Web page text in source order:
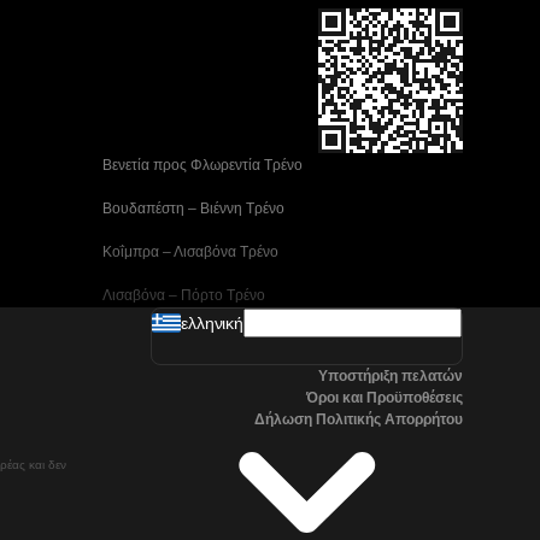
Βενετία προς Φλωρεντία Τρένο
Βουδαπέστη – Βιέννη Tρένο
Κοΐμπρα – Λισαβόνα Τρένο
Λισαβόνα – Πόρτο Tρένο
Μαδρίτη προς Αλικάντε Τρένα
Στοκχόλμη προς Γκέτεμποργκ Τρένα
Τρένα Τσανγκγουόν προς Σεούλ
Όσλο προς Στοκχόλμη Τρένα μεγάλης ταχύτητας
και δεν
ελληνική
Υποστήριξη πελατών
Όροι και Προϋποθέσεις
Δήλωση Πολιτικής Απορρήτου